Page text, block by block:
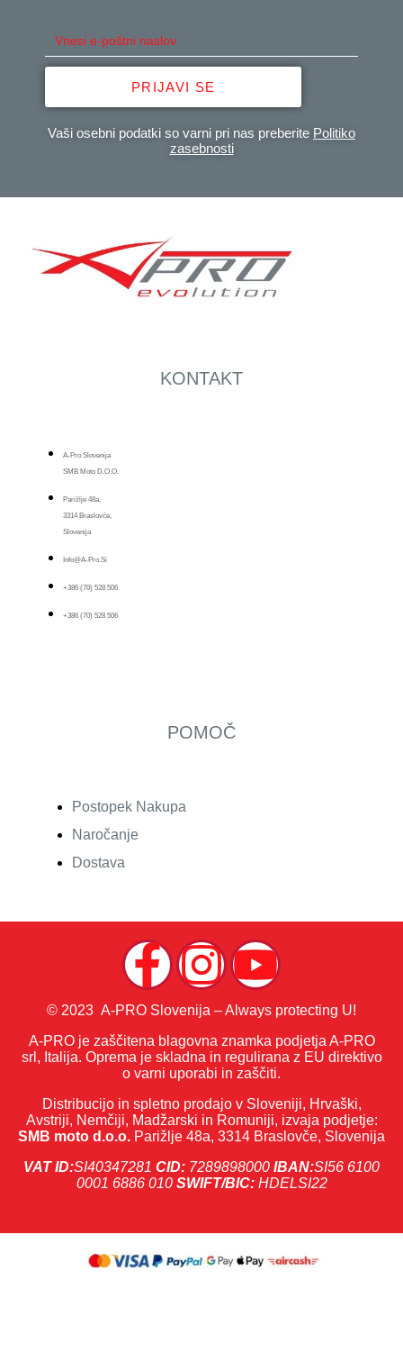
PRIJAVI SE
Vaši osebni podatki so varni pri nas preberite Politiko
zasebnosti
KONTAKT
A-Pro Slovenija
SMB Moto D.o.o.
Parižlje 48a,
3314 Braslovče,
Slovenija
Info@a-Pro.si
+386 (70) 528 506
+386 (70) 528 506
POMOČ
Postopek Nakupa
Naročanje
Dostava
© 2023 A-PRO Slovenija – Always protecting U!
A-PRO je zaščitena blagovna znamka podjetja A-PRO
srl, Italija. Oprema je skladna in regulirana z EU direktivo
o varni uporabi in zaščiti.
Distribucijo in spletno prodajo v Sloveniji, Hrvaški,
Avstriji, Nemčiji, Madžarski in Romuniji, izvaja podjetje:
SMB moto d.o.o. Parižlje 48a, 3314 Braslovče, Slovenija
VAT ID:SI40347281 CID: 7289898000 IBAN:SI56 6100
0001 6886 010 SWIFT/BIC:HDELSI22